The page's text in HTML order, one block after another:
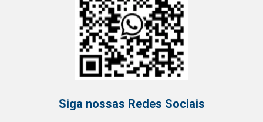
Siga nossas Redes Sociais